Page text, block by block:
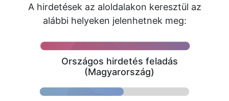
A hirdetések az aloldalakon keresztül az
alábbi helyeken jelenhetnek meg:
Országos hirdetés feladás
(Magyarország)